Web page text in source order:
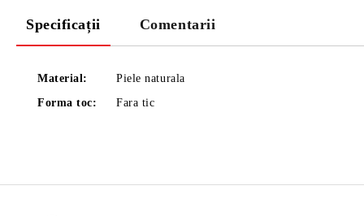
Specificații Comentarii
Material:
Piele naturala
Forma toc:
Fara tic